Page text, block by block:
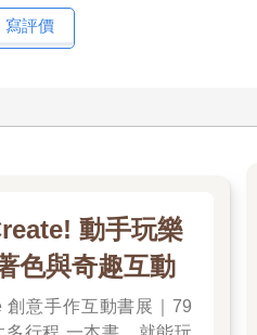
寫評價
動手玩樂
色與奇趣互動
創意手作互動書展｜79